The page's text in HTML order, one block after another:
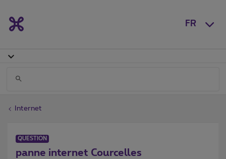
FR
Internet
QUESTION
panne internet Courcelles